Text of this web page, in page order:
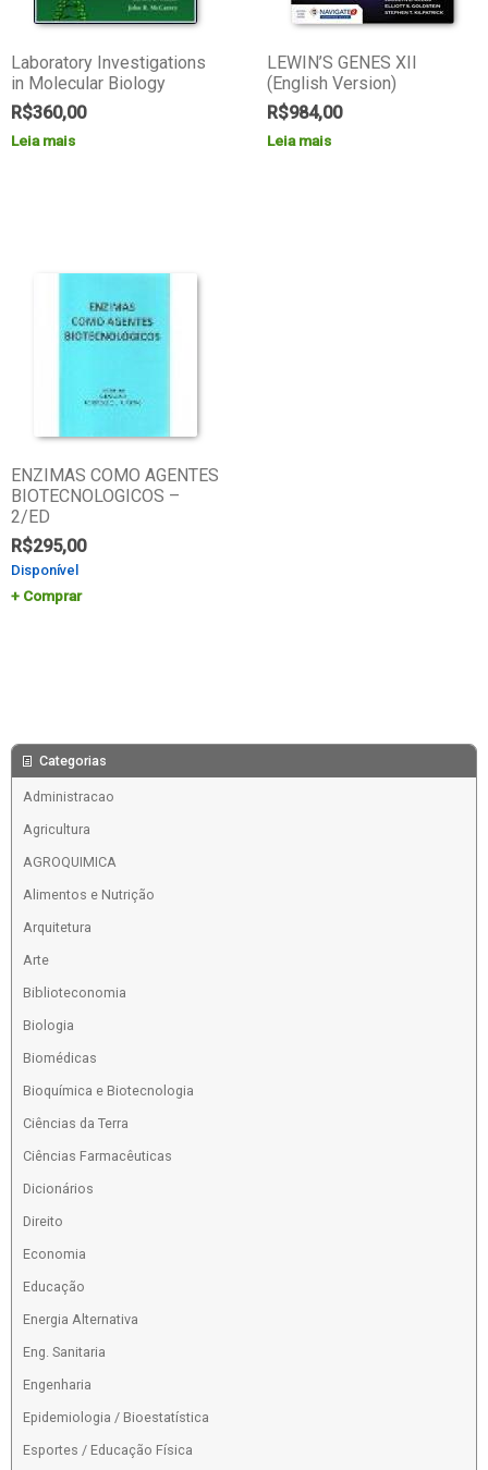
Laboratory Investigations
in Molecular Biology
R$360,00
Leia mais
LEWIN’S GENES XII
(English Version)
R$984,00
Leia mais
ENZIMAS COMO AGENTES
BIOTECNOLOGICOS –
2/ED
R$295,00
Disponível
Comprar
Categorias
Administracao
Agricultura
AGROQUIMICA
Alimentos e Nutrição
Arquitetura
Arte
Biblioteconomia
Biologia
Biomédicas
Bioquímica e Biotecnologia
Ciências da Terra
Ciências Farmacêuticas
Dicionários
Direito
Economia
Educação
Energia Alternativa
Eng. Sanitaria
Engenharia
Epidemiologia / Bioestatística
Esportes / Educação Física